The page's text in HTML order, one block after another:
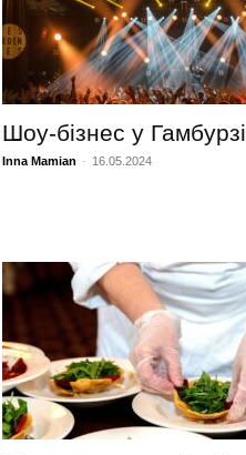
Шоу-бізнес у Гамбурзі
Inna Mamian - 16.05.2024